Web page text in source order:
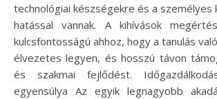
technológiai készségekre és a személyes
hatással vannak. A kihívások
kulcsfontosságú ahhoz, hogy a tanulás
élvezetes legyen, és hosszú távon
és szakmai fejlődést.
egyensúlya Az egyik legnagyobb